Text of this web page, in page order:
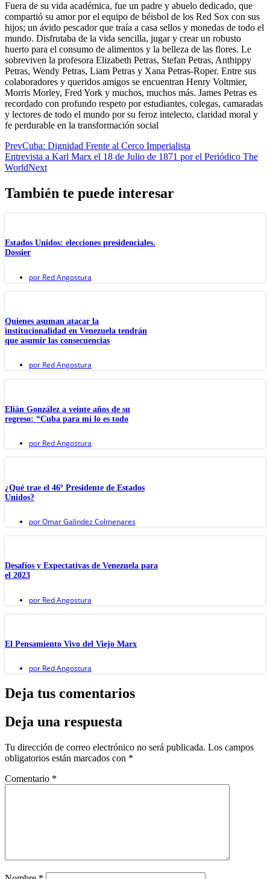
Fuera de su vida académica, fue un padre y abuelo dedicado, que
compartió su amor por el equipo de béisbol de los Red Sox con sus
hijos; un ávido pescador que traía a casa sellos y monedas de todo el
mundo. Disfrutaba de la vida sencilla, jugar y crear un robusto
huerto para el consumo de alimentos y la belleza de las flores. Le
sobreviven la profesora Elizabeth Petras, Stefan Petras, Anthippy
Petras, Wendy Petras, Liam Petras y Xana Petras-Roper. Entre sus
colaboradores y queridos amigos se encuentran Henry Voltmier,
Morris Morley, Fred York y muchos, muchos más. James Petras es
recordado con profundo respeto por estudiantes, colegas, camaradas
y lectores de todo el mundo por su feroz intelecto, claridad moral y
fe perdurable en la transformación social
PrevCuba: Dignidad Frente al Cerco Imperialista
Entrevista a Karl Marx el 18 de Julio de 1871 por el Periódico The
WorldNext
También te puede interesar
Estados Unidos: elecciones presidenciales.
Dossier
por Red Angostura
Quienes asuman atacar la
institucionalidad en Venezuela tendrán
que asumir las consecuencias
por Red Angostura
Elián González a veinte años de su
regreso: “Cuba para mí lo es todo
por Red Angostura
¿Qué trae el 46º Presidente de Estados
Unidos?
porOmar Galindez Colmenares
Desafíos y Expectativas de Venezuela para
el 2023
por Red Angostura
El Pensamiento Vivo del Viejo Marx
por Red Angostura
Deja tus comentarios
Deja una respuesta
Tu dirección de correo electrónico no será publicada. Los campos
obligatorios están marcados con *
Comentario *